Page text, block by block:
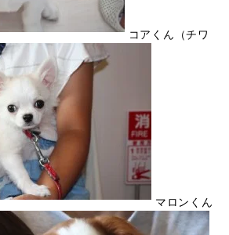
コアくん（チワ
マロンくん